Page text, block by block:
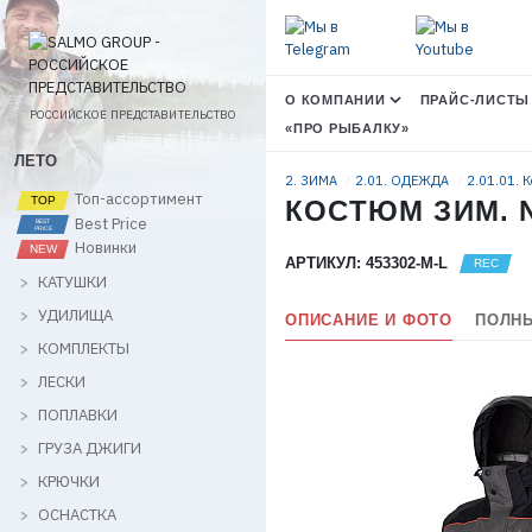
РОССИЙСКОЕ ПРЕДСТАВИТЕЛЬСТВО
ЛЕТО
Топ-ассортимент
Best Price
Новинки
КАТУШКИ
УДИЛИЩА
КОМПЛЕКТЫ
ЛЕСКИ
ПОПЛАВКИ
ГРУЗА ДЖИГИ
КРЮЧКИ
ОСНАСТКА
О КОМПАНИИ
ПРАЙС-ЛИСТЫ
«ПРО РЫБАЛКУ»
2. ЗИМА 2.01. ОДЕЖДА 2.01.01.
КОСТЮМ ЗИМ.
АРТИКУЛ: 453302-M-L
ОПИСАНИЕ И ФОТО